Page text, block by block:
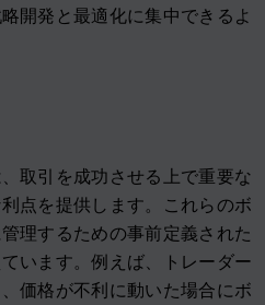
開発と最適化に集中できるよ
取引を成功させる上で重要な
点を提供します。これらのボ
理するための事前定義された
います。例えば、トレーダー
価格が不利に動いた場合にボ